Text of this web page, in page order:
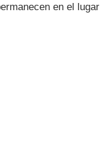
en el lugar